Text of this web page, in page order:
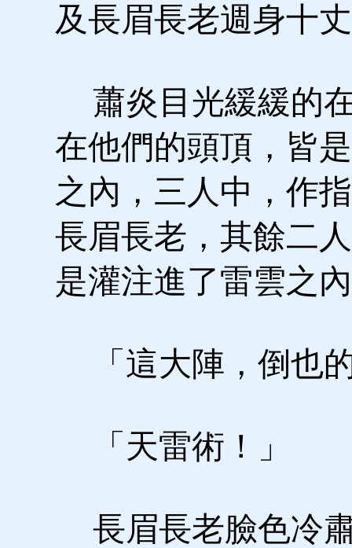
及長眉長老週身十
蕭炎目光緩緩的
在他們的頭頂，皆
之內，三人中，作
長眉長老，其餘二
是灌注進了雷雲之
「這大陣，倒也
「天雷術！」
長眉長老臉色冷